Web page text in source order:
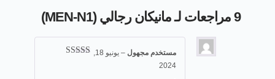
9 مراجعات لـ مانيكان رجالي (MEN-N1)
مستخدم مجهول –
2024